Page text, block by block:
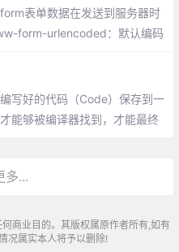
表单数据在发送到服务器时
form-urlencoded：默认编码
的传输。空格转换为“+”，但
写好的代码（Code）保存到一
能够被编译器找到，才能最终
多...
商业目的。其版权属原作者所有,如有
况属实本人将予以删除!